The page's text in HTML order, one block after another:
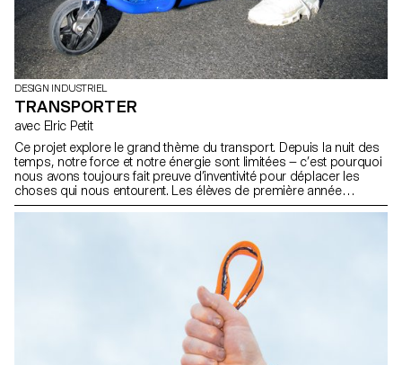
DESIGN INDUSTRIEL
TRANSPORTER
avec Elric Petit
Ce projet explore le grand thème du transport. Depuis la nuit des
temps, notre force et notre énergie sont limitées — c’est pourquoi
nous avons toujours fait preuve d’inventivité pour déplacer les
choses qui nous entourent. Les élèves de première année
devaient concevoir un objet capable de déplacer ou de